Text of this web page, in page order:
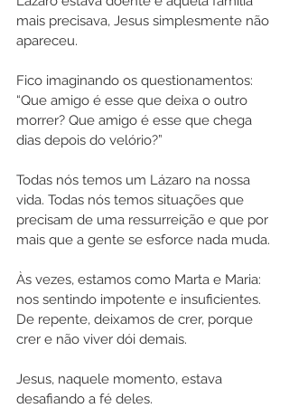
mais precisava, Jesus simplesmente não
apareceu.
Fico imaginando os questionamentos:
“Que amigo é esse que deixa o outro
morrer? Que amigo é esse que chega
dias depois do velório?”
Todas nós temos um Lázaro na nossa
vida. Todas nós temos situações que
precisam de uma ressurreição e que por
mais que a gente se esforce nada muda.
Às vezes, estamos como Marta e Maria:
nos sentindo impotente e insuficientes.
De repente, deixamos de crer, porque
crer e não viver dói demais.
Jesus, naquele momento, estava
desafiando a fé deles.